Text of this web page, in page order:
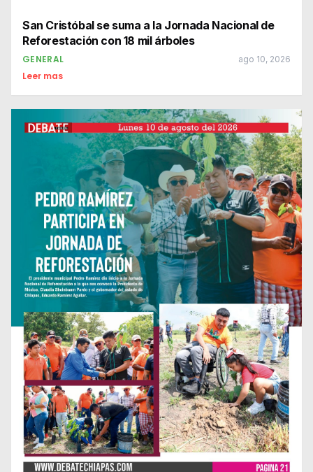
San Cristóbal se suma a la Jornada Nacional de
Reforestación con 18 mil árboles
GENERAL ago 10, 2026
Leer mas